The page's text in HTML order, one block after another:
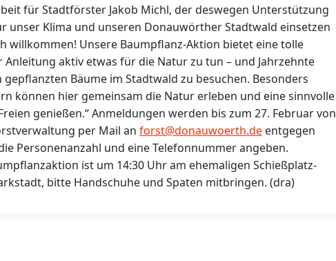
für Stadtförster Jakob Michl, der deswegen Unterstützung
unser Klima und unseren Donauwörther Stadtwald einsetzen
willkommen! Unsere Baumpflanz-Aktion bietet eine tolle
Anleitung aktiv etwas für die Natur zu tun – und Jahrzehnte
Bäume im Stadtwald zu besuchen. Besonders
können hier gemeinsam die Natur erleben und eine sinnvolle
genießen.“ Anmeldungen werden bis zum 27. Februar von
per Mail an forst@donauwoerth.de entgegen
Personenanzahl und eine Telefonnummer angeben.
ist um 14:30 Uhr am ehemaligen Schießplatz-
bitte Handschuhe und Spaten mitbringen. (dra)